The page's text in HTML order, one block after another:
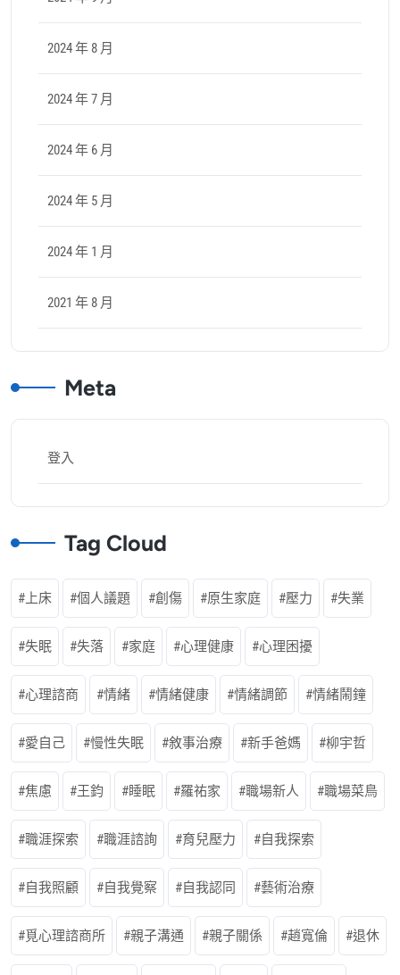
2024 年 8 月
2024 年 7 月
2024 年 6 月
2024 年 5 月
2024 年 1 月
2021 年 8 月
Meta
登入
Tag Cloud
上床 個人議題 創傷 原生家庭 壓力 失業
失眠 失落 家庭 心理健康 心理困擾
心理諮商 情緒 情緒健康 情緒調節 情緒鬧鐘
愛自己 慢性失眠 敘事治療 新手爸媽 柳宇哲
焦慮 王鈞 睡眠 羅祐家 職場新人 職場菜鳥
職涯探索 職涯諮詢 育兒壓力 自我探索
自我照顧 自我覺察 自我認同 藝術治療
覓心理諮商所 親子溝通 親子關係 趙寬倫 退休